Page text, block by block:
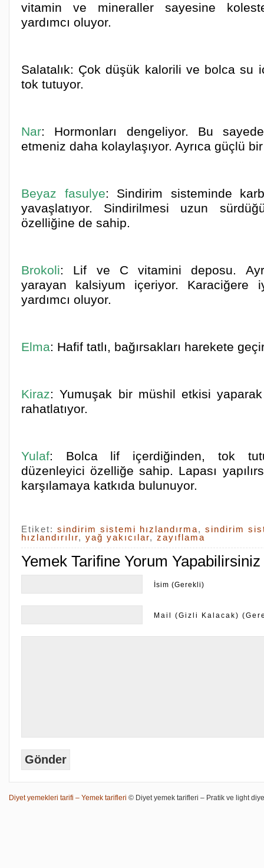
vitamin ve mineraller sayesine
yardımcı oluyor.
Salatalık: Çok düşük kalorili ve bolca su
tok tutuyor.
Nar: Hormonları dengeliyor. Bu
etmeniz daha kolaylaşıyor. Ayrıca güçlü
Beyaz fasulye: Sindirim sisteminde
yavaşlatıyor. Sindirilmesi uzun
özelliğine de sahip.
Brokoli: Lif ve C vitamini deposu.
yarayan kalsiyum içeriyor. Karaciğere
yardımcı oluyor.
Elma: Hafif tatlı, bağırsakları harekete
Kiraz: Yumuşak bir müshil etkisi
rahatlatıyor.
Yulaf: Bolca lif içerdiğinden, tok
düzenleyici özelliğe sahip. Lapası
karşılamaya katkıda bulunuyor.
Etiket: sindirim sistemi hızlandırma, sindirim
hızlandırılır, yağ yakıcılar, zayıflama
Yemek Tarifine Yorum Yapabilirsiniz
İsim (Gerekli)
Mail (Gizli Kalacak)
Diyet yemekleri tarifi – Yemek tarifleri © Diyet yemek tarifleri – Pratik ve light